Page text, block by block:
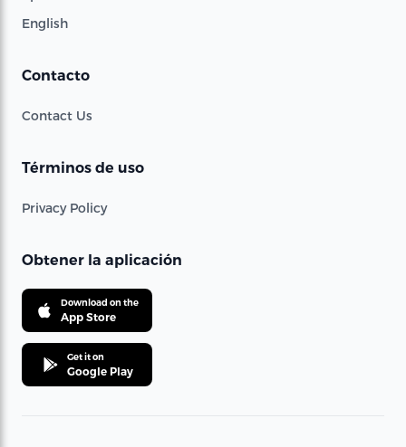
English
Contacto
Contact Us
Términos de uso
Privacy Policy
Obtener la aplicación
Download on the
App Store
Get it on
Google Play